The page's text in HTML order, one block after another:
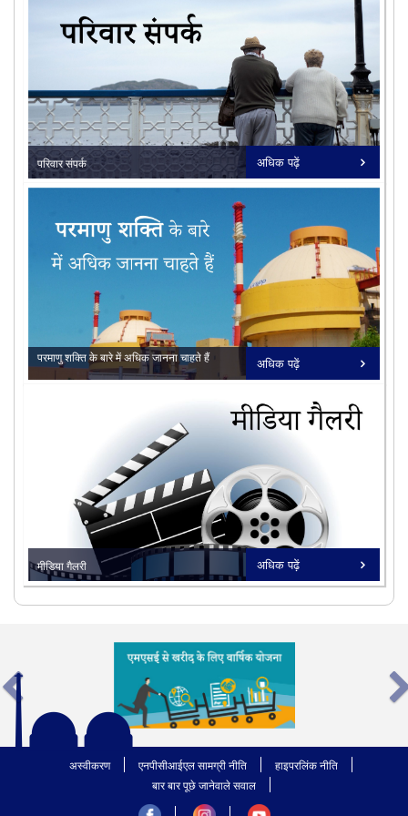
16/07/2026कुडनकुलम न्यूक्लियर विद्युत परियोजना
(केकेएनपीपी) के सं...
16/06/2026कुडनकुलम परमाणु विद्युत परियोजना इकाई -
5 ने रिएक्टर प...
19/05/2026 प्रेस विज्ञप्ति - कुडनकुलम परमाणु ऊर्जा
परियोजना, यूनिट...
02/03/2026एनपीसीआईएल कैगा परियोजना 5 और 6 ने
undefined
18/08/2025भारत की परमाणु प्रगति का नया अध्याय।
22/07/2024जीएचएवीपी टाउनशिप मे पहला शहरी वानिकी
कार्यान्वयन।
undefined
सभी देखें
परिवार संपर्क अधिक पढ़ें
परमाणु शक्ति के बारे में अधिक जानना चाहते हैं अधिक पढ़ें
मीडिया गैलरी अधिक पढ़ें
अस्वीकरण एनपीसीआईएल सामग्री नीति
हाइपरलिंक नीति
बार बार पूछे जानेवाले सवाल